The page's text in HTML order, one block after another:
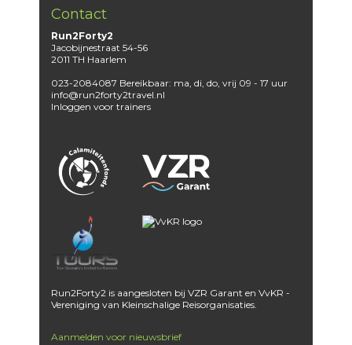
Contact
Run2Forty2
Jacobijnestraat 54-56
2011 TH Haarlem
023-2084087 Bereikbaar: ma, di, do, vrij 09 - 17 uur
info@run2forty2travel.nl
Inloggen voor trainers
Run2Forty2 is aangesloten bij VZR Garant en VvKR -
Vereniging van Kleinschalige Reisorganisaties.
Aanmelden voor nieuwsbrief